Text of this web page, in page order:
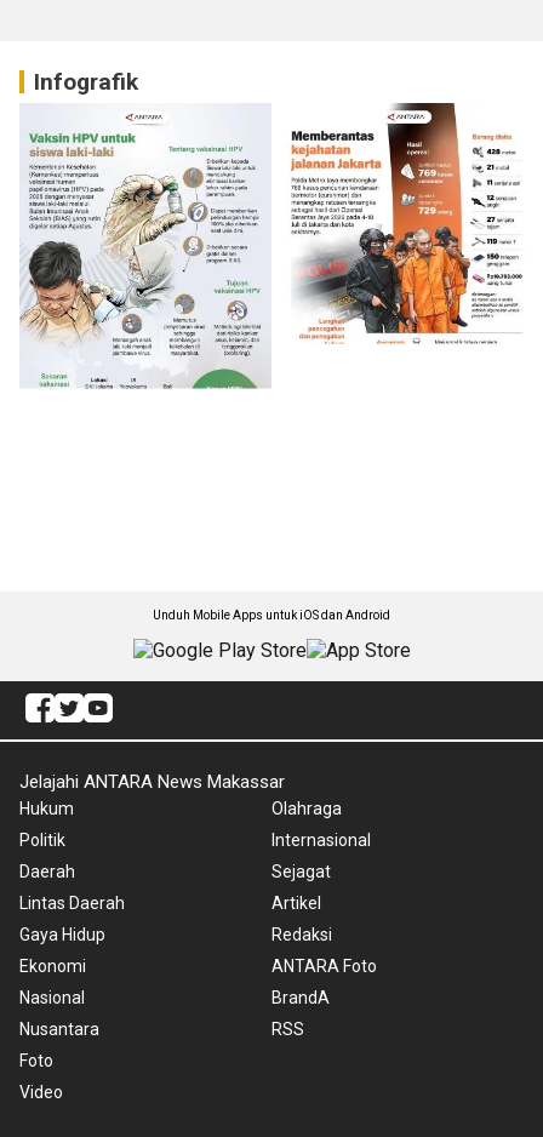
Infografik
Unduh Mobile Apps untuk iOS dan Android
Jelajahi ANTARA News Makassar
Hukum
Politik
Daerah
Lintas Daerah
Gaya Hidup
Ekonomi
Nasional
Nusantara
Foto
Video
Olahraga
Internasional
Sejagat
Artikel
Redaksi
ANTARA Foto
BrandA
RSS